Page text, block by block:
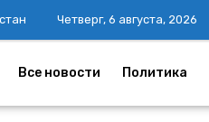
Четверг, 6 августа, 2026
Все новости Политика